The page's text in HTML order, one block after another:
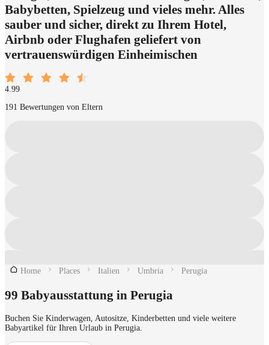
Babybetten, Spielzeug und vieles mehr. Alles
sauber und sicher, direkt zu Ihrem Hotel,
Airbnb oder Flughafen geliefert von
vertrauenswürdigen Einheimischen
4.99
191 Bewertungen von Eltern
Home Places Italien Umbria Perugia
99 Babyausstattung in Perugia
Buchen Sie Kinderwagen, Autositze, Kinderbetten und viele weitere
Babyartikel für Ihren Urlaub in Perugia.